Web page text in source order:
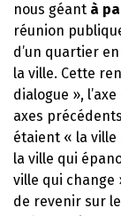
nous géant à
réunion
d’un quartier
la ville. Cette
dialogue »,
axes
étaient « la ville
la ville qui
ville qui change
de revenir sur